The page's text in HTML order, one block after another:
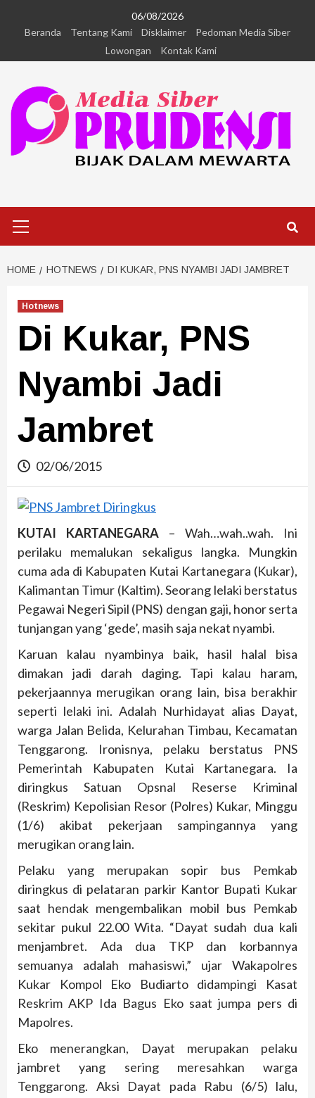
06/08/2026
Beranda
Tentang Kami Disklaimer
Pedoman Media Siber
Lowongan
Kontak Kami
HOME HOTNEWS DI KUKAR, PNS NYAMBI JADI JAMBRET
Hotnews
Di Kukar, PNS
Nyambi Jadi
Jambret
02/06/2015
KUTAI KARTANEGARA – Wah…wah..wah. Ini
perilaku memalukan sekaligus langka. Mungkin
cuma ada di Kabupaten Kutai Kartanegara (Kukar),
Kalimantan Timur (Kaltim). Seorang lelaki berstatus
Pegawai Negeri Sipil (PNS) dengan gaji, honor serta
tunjangan yang ‘gede’, masih saja nekat nyambi.
Karuan kalau nyambinya baik, hasil halal bisa
dimakan jadi darah daging. Tapi kalau haram,
pekerjaannya merugikan orang lain, bisa berakhir
seperti lelaki ini. Adalah Nurhidayat alias Dayat,
warga Jalan Belida, Kelurahan Timbau, Kecamatan
Tenggarong. Ironisnya, pelaku berstatus PNS
Pemerintah Kabupaten Kutai Kartanegara. Ia
diringkus Satuan Opsnal Reserse Kriminal
(Reskrim) Kepolisian Resor (Polres) Kukar, Minggu
(1/6) akibat pekerjaan sampingannya yang
merugikan orang lain.
Pelaku yang merupakan sopir bus Pemkab
diringkus di pelataran parkir Kantor Bupati Kukar
saat hendak mengembalikan mobil bus Pemkab
sekitar pukul 22.00 Wita. “Dayat sudah dua kali
menjambret. Ada dua TKP dan korbannya
semuanya adalah mahasiswi,” ujar Wakapolres
Kukar Kompol Eko Budiarto didampingi Kasat
Reskrim AKP Ida Bagus Eko saat jumpa pers di
Mapolres.
Eko menerangkan, Dayat merupakan pelaku
jambret yang sering meresahkan warga
Tenggarong. Aksi Dayat pada Rabu (6/5) lalu,